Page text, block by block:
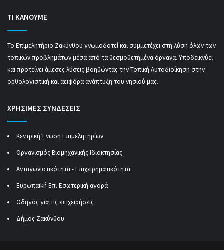
ΤΙ ΚΑΝΟΥΜΕ
Το Επιμελητήριο Ζακύνθου γνωμοδοτεί και συμμετέχει στη λύση όλων των
τοπικών προβλημάτων μέσα από τα θεσμοθετημένα όργανα. Υποδεικνύει
και προτείνει άμεσες λύσεις βοηθώντας την Τοπική Αυτοδιοίκηση στην
ορθολογιστική και αειφόρα ανάπτυξη του νησιού μας.
ΧΡΗΣΙΜΕΣ ΣΥΝΔΕΣΕΙΣ
Κεντρική Ένωση Επιμελητηρίων
Οργανισμός Βιομηχανικής Ιδιοκτησίας
Ανταγωνιστικότητα - Επιχειρηματικότητα
Ευρωπαϊκή Επ. Εσωτερική αγορά
Οδηγός για τις επιχειρήσεις
Δήμος Ζακύνθου